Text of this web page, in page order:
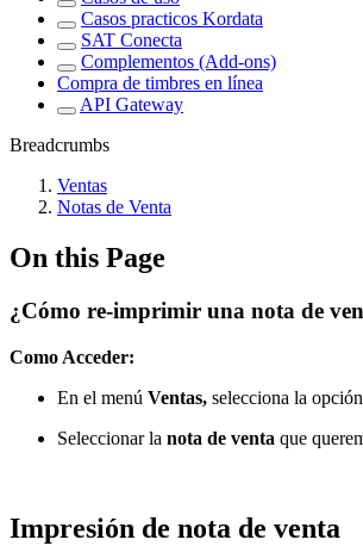
Casos practicos Kordata
SAT Conecta
Complementos (Add-ons)
Compra de timbres en línea
API Gateway
Breadcrumbs
Ventas
Notas de Venta
On this Page
¿Cómo re-imprimir una nota de
Como Acceder:
En el menú Ventas, selecciona la opción
Seleccionar la nota de venta que
Impresión de nota de venta